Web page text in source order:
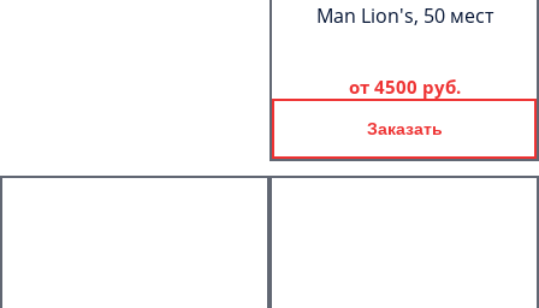
Man Lion's, 50 мест
от 4500 руб.
Заказать